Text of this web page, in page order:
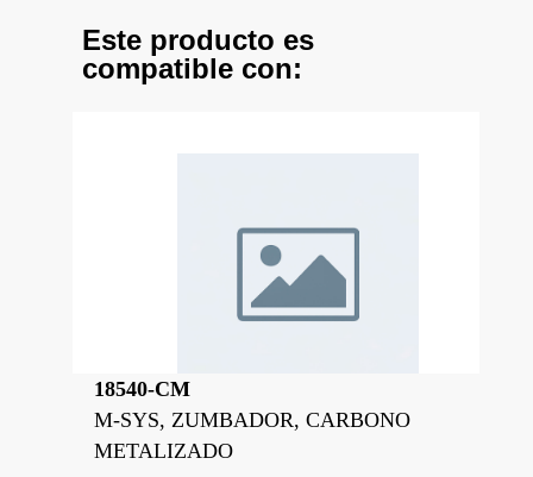
Este producto es
compatible con:
18540-CM
M-SYS, ZUMBADOR, CARBONO
METALIZADO